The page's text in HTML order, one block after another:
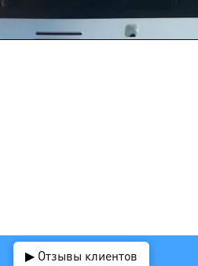
▶ Отзывы клиентов